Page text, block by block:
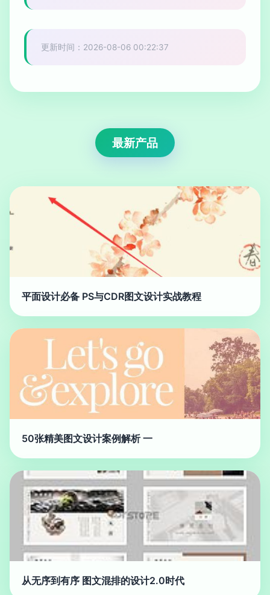
更新时间：2026-08-06 00:22:37
最新产品
平面设计必备 PS与CDR图文设计实战教程
50张精美图文设计案例解析 一
从无序到有序 图文混排的设计2.0时代